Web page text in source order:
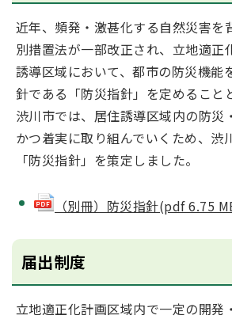
近年、頻発・激甚化する自然災害を
別措置法が一部改正され、立地適正
誘導区域において、都市の防災機能
針である「防災指針」を定めること
渋川市では、居住誘導区域内の防災
かつ着実に取り組んでいくため、渋
「防災指針」を策定しました。
（別冊）防災指針(pdf 6.75
届出制度
立地適正化計画区域内で一定の開発